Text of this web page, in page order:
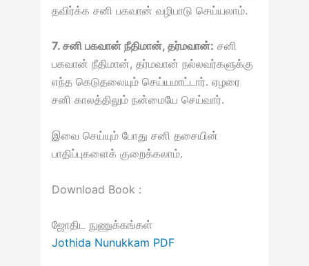
தவிர்க்க சனி பகவான் வழிபாடு செய்யலாம்.
7. சனி பகவான் நீதிமான், தர்மவான்: சனி
பகவான் நீதிமான், தர்மவான் நல்லவர்களுக்கு
எந்த கெடுதலையும் செய்யமாட்டார். ஏழரை
சனி காலத்திலும் நன்மையே செய்வார்.
இவை செய்யும் போது சனி தசையின்
பாதிப்புகளைக் குறைக்கலாம்.
Download Book :
ஜோதிட நுணுக்கங்கள்
Jothida Nunukkam PDF